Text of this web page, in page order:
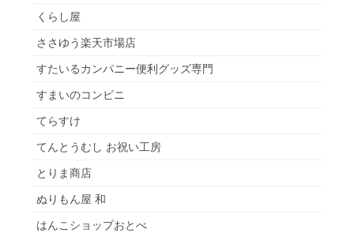
くらし屋
ささゆう楽天市場店
すたいるカンパニー便利グッズ専門
すまいのコンビニ
てらすけ
てんとうむし お祝い工房
とりま商店
ぬりもん屋 和
はんこショップおとべ